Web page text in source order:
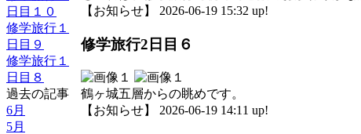
日目１０
修学旅行１
日目９
修学旅行１
日目８
過去の記事
6月
5月
【お知らせ】 2026-06-19 15:32 up!
修学旅行2日目６
鶴ヶ城五層からの眺めです。
【お知らせ】 2026-06-19 14:11 up!